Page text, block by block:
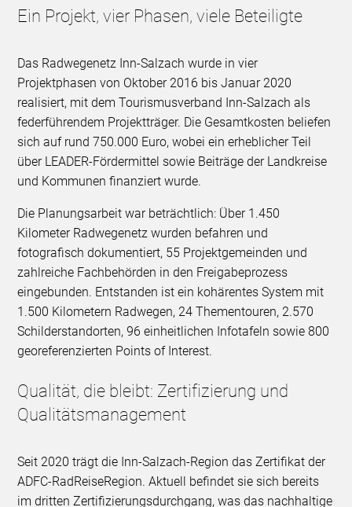
Ein Projekt, vier Phasen, viele Beteiligte
Das Radwegenetz Inn-Salzach wurde in vier
Projektphasen von Oktober 2016 bis Januar 2020
realisiert, mit dem Tourismusverband Inn-Salzach als
federführendem Projektträger. Die Gesamtkosten beliefen
sich auf rund 750.000 Euro, wobei ein erheblicher Teil
über LEADER-Fördermittel sowie Beiträge der Landkreise
und Kommunen finanziert wurde.
Die Planungsarbeit war beträchtlich: Über 1.450
Kilometer Radwegenetz wurden befahren und
fotografisch dokumentiert, 55 Projektgemeinden und
zahlreiche Fachbehörden in den Freigabeprozess
eingebunden. Entstanden ist ein kohärentes System mit
1.500 Kilometern Radwegen, 24 Thementouren, 2.570
Schilderstandorten, 96 einheitlichen Infotafeln sowie 800
georeferenzierten Points of Interest.
Qualität, die bleibt: Zertifizierung und
Qualitätsmanagement
Seit 2020 trägt die Inn-Salzach-Region das Zertifikat der
ADFC-RadReiseRegion. Aktuell befindet sie sich bereits
im dritten Zertifizierungsdurchgang, was das nachhaltige